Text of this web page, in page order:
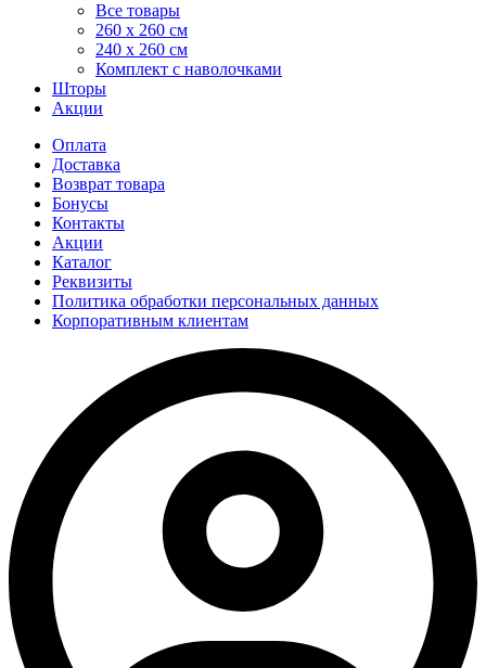
Все товары
260 x 260 см
240 х 260 см
Комплект с наволочками
Шторы
Акции
Оплата
Доставка
Возврат товара
Бонусы
Контакты
Акции
Каталог
Реквизиты
Политика обработки персональных данных
Корпоративным клиентам